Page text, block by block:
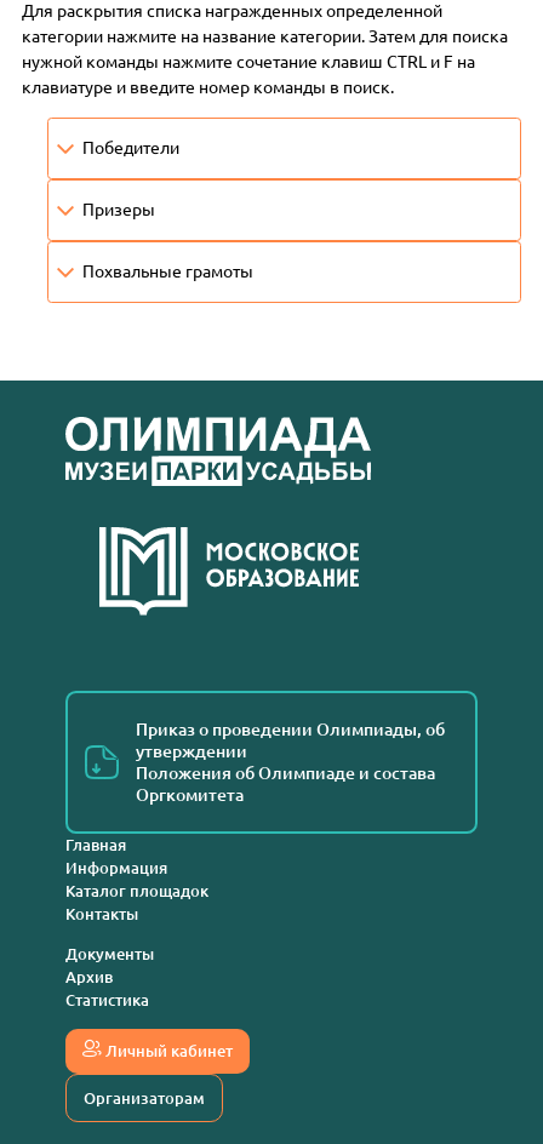
Для раскрытия списка награжденных определенной
категории нажмите на название категории. Затем для поиска
нужной команды нажмите сочетание клавиш CTRL и F на
клавиатуре и введите номер команды в поиск.
Победители
Призеры
Похвальные грамоты
Приказ о проведении Олимпиады, об
утверждении
Положения об Олимпиаде и состава
Оргкомитета
Главная
Информация
Каталог площадок
Контакты
Документы
Архив
Статистика
Личный кабинет
Организаторам